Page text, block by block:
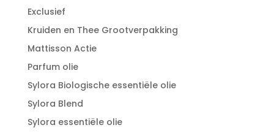
Exclusief
Kruiden en Thee Grootverpakking
Mattisson Actie
Parfum olie
Sylora Biologische essentiële olie
Sylora Blend
Sylora essentiële olie